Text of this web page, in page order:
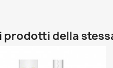
prodotti della